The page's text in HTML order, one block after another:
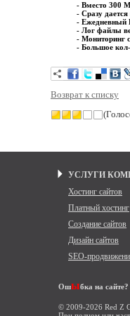
- Вместо 300
- Сразу
- Ежедневный
- Лог файлы
- Мониторинг
- Большое
Возврат к списку
УСЛУГИ
Хостинг сайтов
Платный хостинг
Создание сайтов
Дизайн сайтов
SEO-
Ошыбка на сайте?
© 2009-2026 Red Z